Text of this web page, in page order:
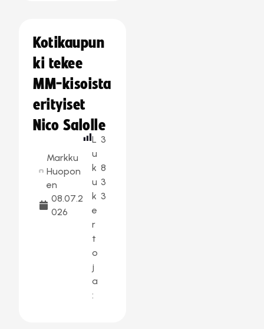
Kotikaupun
ki tekee
MM-kisoista
erityiset
Nico Salolle
Markku
Huopon
en
08.07.2
026
L
u
k
u
k
e
r
t
o
j
a
:
3
8
3
3